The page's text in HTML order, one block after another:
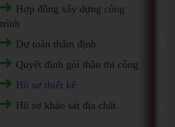
Hợp đồng xây dựng công
trình
Dự toán thẩm định
Quyết định gói thầu thi công
Hồ sơ thiết kế
Hồ sơ khảo sát địa chất.